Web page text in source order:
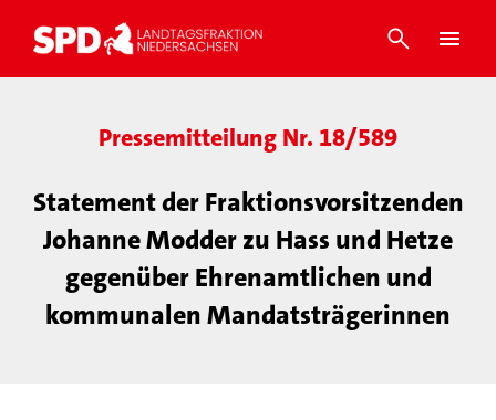
Pressemitteilung Nr. 18/589
Statement der Fraktionsvorsitzenden
Johanne Modder zu Hass und Hetze
gegenüber Ehrenamtlichen und
kommunalen Mandatsträgerinnen